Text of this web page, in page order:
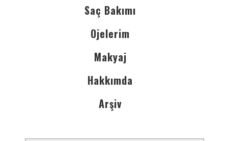
Saç Bakımı
Ojelerim
Makyaj
Hakkımda
Arşiv